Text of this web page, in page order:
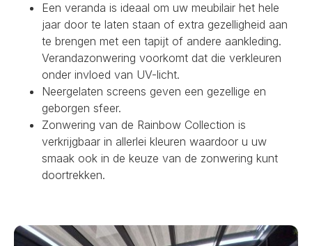
Een veranda is ideaal om uw meubilair het hele
jaar door te laten staan of extra gezelligheid aan
te brengen met een tapijt of andere aankleding.
Verandazonwering voorkomt dat die verkleuren
onder invloed van UV-licht.
Neergelaten screens geven een gezellige en
geborgen sfeer.
Zonwering van de Rainbow Collection is
verkrijgbaar in allerlei kleuren waardoor u uw
smaak ook in de keuze van de zonwering kunt
doortrekken.